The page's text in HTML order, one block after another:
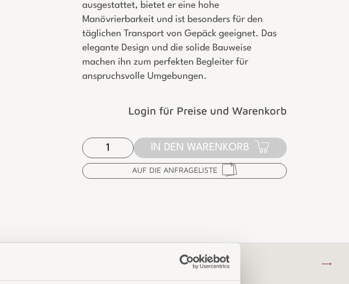
ausgestattet, bietet er eine hohe
Manövrierbarkeit und ist besonders für den
täglichen Transport von Gepäck geeignet. Das
elegante Design und die solide Bauweise
machen ihn zum perfekten Begleiter für
anspruchsvolle Umgebungen.
Login für Preise und Warenkorb
IN DEN WARENKORB
AUF DIE ANFRAGELISTE